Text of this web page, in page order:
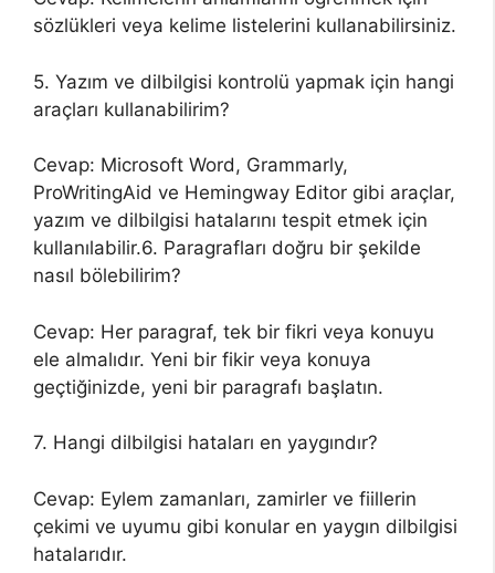
sözlükleri veya kelime listelerini kullanabilirsiniz.
5. Yazım ve dilbilgisi kontrolü yapmak için hangi
araçları kullanabilirim?
Cevap: Microsoft Word, Grammarly,
ProWritingAid ve Hemingway Editor gibi araçlar,
yazım ve dilbilgisi hatalarını tespit etmek için
kullanılabilir.6. Paragrafları doğru bir şekilde
nasıl bölebilirim?
Cevap: Her paragraf, tek bir fikri veya konuyu
ele almalıdır. Yeni bir fikir veya konuya
geçtiğinizde, yeni bir paragrafı başlatın.
7. Hangi dilbilgisi hataları en yaygındır?
Cevap: Eylem zamanları, zamirler ve fiillerin
çekimi ve uyumu gibi konular en yaygın dilbilgisi
hatalarıdır.